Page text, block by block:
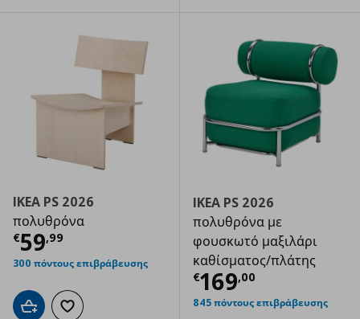
IKEA PS 2026
πολυθρόνα
€59,99
Τρέχουσα τιμή € 59,99
300 πόντους επιβράβευσης
Προσθήκη στο καλάθι
Προσθήκη στα αγαπημένα
IKEA PS 2026
πολυθρόνα με
φουσκωτό μαξιλάρι
καθίσματος/πλάτης
€169,00
Τρέχουσα
845 πόντους επιβράβευσης